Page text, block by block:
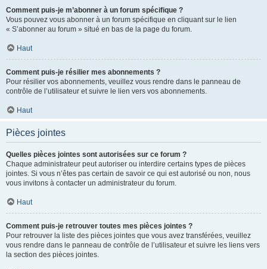
Comment puis-je m’abonner à un forum spécifique ?
Vous pouvez vous abonner à un forum spécifique en cliquant sur le lien
« S’abonner au forum » situé en bas de la page du forum.
Haut
Comment puis-je résilier mes abonnements ?
Pour résilier vos abonnements, veuillez vous rendre dans le panneau de
contrôle de l’utilisateur et suivre le lien vers vos abonnements.
Haut
Pièces jointes
Quelles pièces jointes sont autorisées sur ce forum ?
Chaque administrateur peut autoriser ou interdire certains types de pièces
jointes. Si vous n’êtes pas certain de savoir ce qui est autorisé ou non, nous
vous invitons à contacter un administrateur du forum.
Haut
Comment puis-je retrouver toutes mes pièces jointes ?
Pour retrouver la liste des pièces jointes que vous avez transférées, veuillez
vous rendre dans le panneau de contrôle de l’utilisateur et suivre les liens vers
la section des pièces jointes.